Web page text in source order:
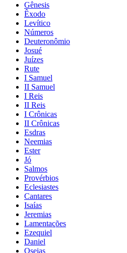
Gênesis
Êxodo
Levítico
Números
Deuteronômio
Josué
Juízes
Rute
I Samuel
II Samuel
I Reis
II Reis
I Crônicas
II Crônicas
Esdras
Neemias
Ester
Jó
Salmos
Provérbios
Eclesiastes
Cantares
Isaías
Jeremias
Lamentações
Ezequiel
Daniel
Oseias